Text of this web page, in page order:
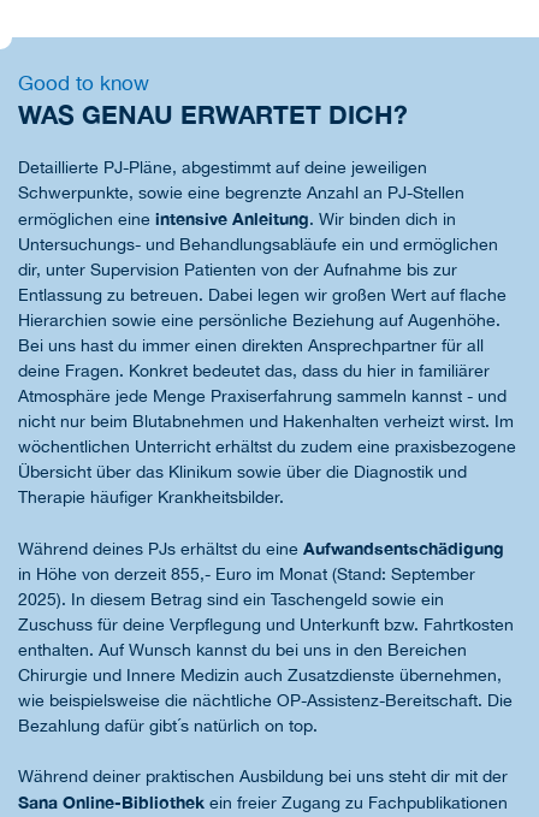
Good to know
WAS GENAU ERWARTET DICH?
Detaillierte PJ-Pläne, abgestimmt auf deine jeweiligen
Schwerpunkte, sowie eine begrenzte Anzahl an PJ-Stellen
ermöglichen eine intensive Anleitung. Wir binden dich in
Untersuchungs- und Behandlungsabläufe ein und ermöglichen
dir, unter Supervision Patienten von der Aufnahme bis zur
Entlassung zu betreuen. Dabei legen wir großen Wert auf flache
Hierarchien sowie eine persönliche Beziehung auf Augenhöhe.
Bei uns hast du immer einen direkten Ansprechpartner für all
deine Fragen. Konkret bedeutet das, dass du hier in familiärer
Atmosphäre jede Menge Praxiserfahrung sammeln kannst - und
nicht nur beim Blutabnehmen und Hakenhalten verheizt wirst. Im
wöchentlichen Unterricht erhältst du zudem eine praxisbezogene
Übersicht über das Klinikum sowie über die Diagnostik und
Therapie häufiger Krankheitsbilder.
Während deines PJs erhältst du eine Aufwandsentschädigung
in Höhe von derzeit 855,- Euro im Monat (Stand: September
2025). In diesem Betrag sind ein Taschengeld sowie ein
Zuschuss für deine Verpflegung und Unterkunft bzw. Fahrtkosten
enthalten. Auf Wunsch kannst du bei uns in den Bereichen
Chirurgie und Innere Medizin auch Zusatzdienste übernehmen,
wie beispielsweise die nächtliche OP-Assistenz-Bereitschaft. Die
Bezahlung dafür gibt´s natürlich on top.
Während deiner praktischen Ausbildung bei uns steht dir mit der
Sana Online-Bibliothek ein freier Zugang zu Fachpublikationen